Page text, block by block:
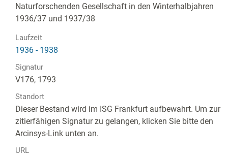
Naturforschenden Gesellschaft in den Winterhalbjahren
1936/37 und 1937/38
Laufzeit
1936 - 1938
Signatur
V176, 1793
Standort
Dieser Bestand wird im ISG Frankfurt aufbewahrt. Um zur
zitierfähigen Signatur zu gelangen, klicken Sie bitte den
Arcinsys-Link unten an.
URL